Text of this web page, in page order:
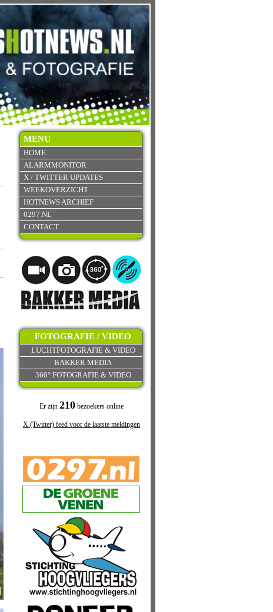
MENU
HOME
ALARMMONITOR
X / TWITTER UPDATES
WEEKOVERZICHT
HOTNEWS ARCHIEF
0297.NL
CONTACT
FOTOGRAFIE / VIDEO
LUCHTFOTOGRAFIE & VIDEO
BAKKER MEDIA
360° FOTOGRAFIE & VIDEO
Er zijn 210bezoekers online
X (Twitter) feed voor de laatste meldingen